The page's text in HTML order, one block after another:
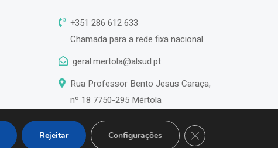
+351 286 612 633
Chamada para a rede fixa nacional
geral.mertola@alsud.pt
Rua Professor Bento Jesus Caraça,
nº 18 7750-295 Mértola
Rejeitar Configurações Close GDPR Cookie